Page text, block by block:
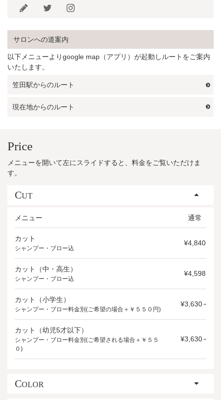
サロンへの道案内
以下メニューよりgoogle map（アプリ）が起動しルートをご案内
いたします。
笠田駅からのルート
現在地からのルート
Price
メニューを開いて左にスライドすると、料金をご覧いただけま
す。
CUT
メニュー 通常
カット
シャンプー・ブロー込
¥4,840
カット（中・高生）
シャンプー・ブロー込
¥4,598
カット（小学生）
シャンプー・ブロー料金別(ご希望の場合＋￥５５０円)
¥3,630～
カット（幼児5才以下）
シャンプー・ブロー料金別(ご希望される場合＋￥５５
０)
¥3,630～
COLOR